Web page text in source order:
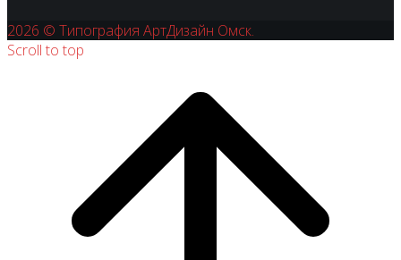
2026 © Типография АртДизайн Омск.
Scroll to top